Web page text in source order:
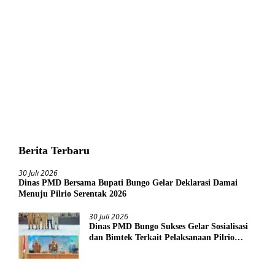
Berita Terbaru
30 Juli 2026
Dinas PMD Bersama Bupati Bungo Gelar Deklarasi Damai
Menuju Pilrio Serentak 2026
30 Juli 2026
Dinas PMD Bungo Sukses Gelar Sosialisasi
dan Bimtek Terkait Pelaksanaan Pilrio